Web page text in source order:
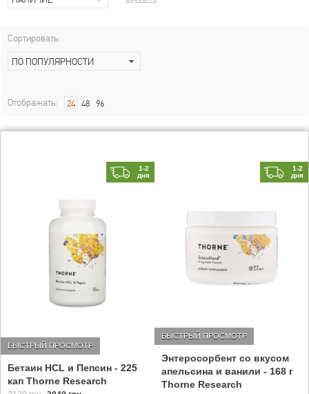
Сортировать:
ПО ПОПУЛЯРНОСТИ
Отображать: 24 48 96
1-2
дня
Бетаин HCL и Пепсин - 225
кап Thorne Research
БЫСТРЫЙ ПРОСМОТР
1-2
дня
Энтеросорбент со вкусом
апельсина и ванили - 168 г
Thorne Research
БЫСТРЫЙ ПРОСМОТР